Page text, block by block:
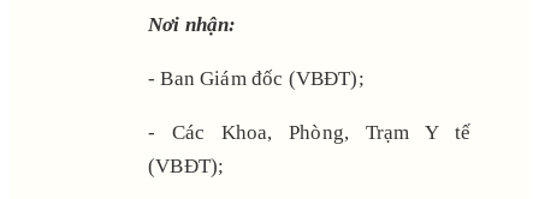
Nơi nhận:
- Ban Giám đốc (VBĐT);
- Các Khoa, Phòng, Trạm Y tế
(VBĐT);